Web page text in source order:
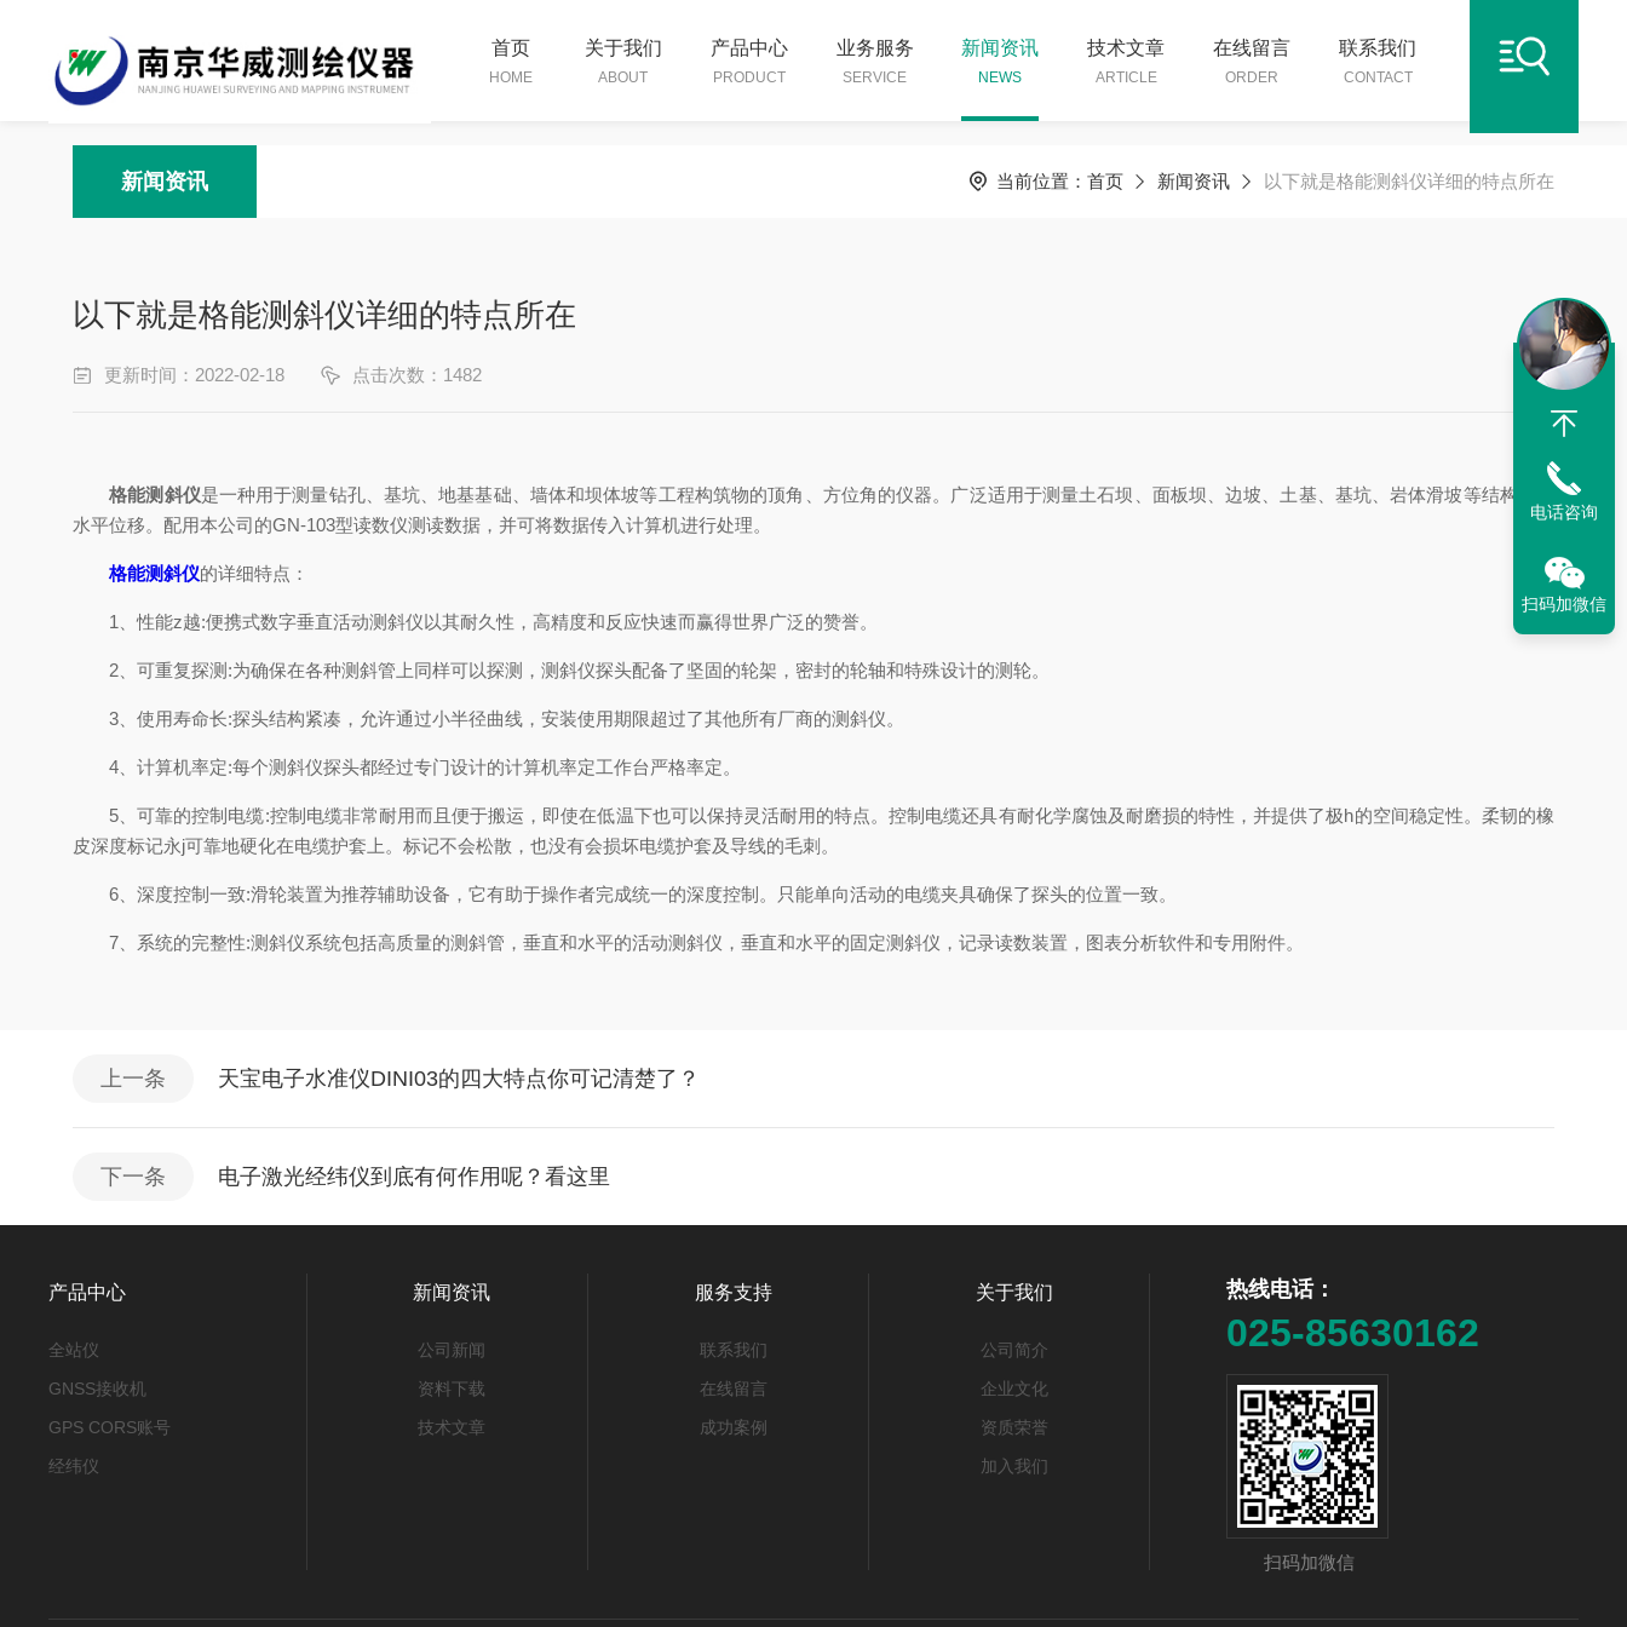
首页
HOME
关于我们
ABOUT
产品中心
PRODUCT
业务服务
SERVICE
新闻资讯
NEWS
技术文章
ARTICLE
在线留言
ORDER
联系我们
CONTACT
新闻资讯 当前位置： 首页 新闻资讯 以下就是格能测斜仪详细的特点所在
以下就是格能测斜仪详细的特点所在
更新时间：2022-02-18 点击次数：1482
格能测斜仪是一种用于测量钻孔、基坑、地基基础、墙体和坝体坡等工程构筑物的顶角、方位角的仪器。广泛适用于测量土石坝、面板坝、边坡、土基、基坑、岩体滑坡等结构物的
水平位移。配用本公司的GN-103型读数仪测读数据，并可将数据传入计算机进行处理。
格能测斜仪的详细特点：
1、性能z越:便携式数字垂直活动测斜仪以其耐久性，高精度和反应快速而赢得世界广泛的赞誉。
2、可重复探测:为确保在各种测斜管上同样可以探测，测斜仪探头配备了坚固的轮架，密封的轮轴和特殊设计的测轮。
3、使用寿命长:探头结构紧凑，允许通过小半径曲线，安装使用期限超过了其他所有厂商的测斜仪。
4、计算机率定:每个测斜仪探头都经过专门设计的计算机率定工作台严格率定。
5、可靠的控制电缆:控制电缆非常耐用而且便于搬运，即使在低温下也可以保持灵活耐用的特点。控制电缆还具有耐化学腐蚀及耐磨损的特性，并提供了极h的空间稳定性。柔韧的橡
皮深度标记永j可靠地硬化在电缆护套上。标记不会松散，也没有会损坏电缆护套及导线的毛刺。
6、深度控制一致:滑轮装置为推荐辅助设备，它有助于操作者完成统一的深度控制。只能单向活动的电缆夹具确保了探头的位置一致。
7、系统的完整性:测斜仪系统包括高质量的测斜管，垂直和水平的活动测斜仪，垂直和水平的固定测斜仪，记录读数装置，图表分析软件和专用附件。
上一条 天宝电子水准仪DINI03的四大特点你可记清楚了？
下一条 电子激光经纬仪到底有何作用呢？看这里
热线电话：
025-85630162
扫码加微信
产品中心
全站仪
GNSS接收机
GPS CORS账号
经纬仪
新闻资讯
公司新闻
资料下载
技术文章
服务支持
联系我们
在线留言
成功案例
关于我们
公司简介
企业文化
资质荣誉
加入我们
电话咨询
扫码加微信